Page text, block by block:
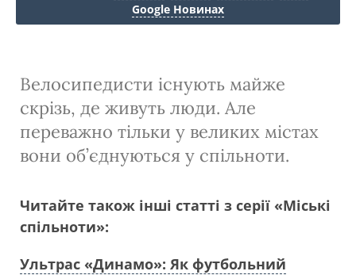
Google Новинах
Велосипедисти існують майже
скрізь, де живуть люди. Але
переважно тільки у великих містах
вони об’єднуються у спільноти.
Читайте також інші статті з серії «Міські
спільноти»:
Ультрас «Динамо»: Як футбольний